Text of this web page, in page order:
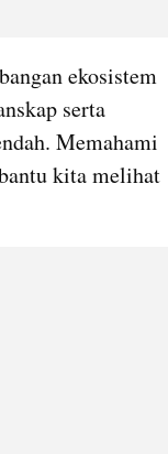
ekosistem
serta
Memahami
kita melihat